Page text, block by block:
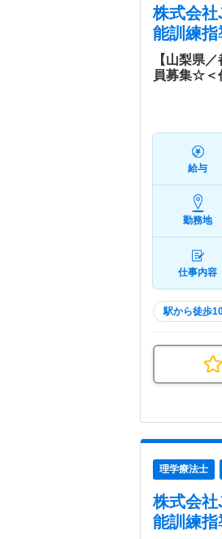
株式会
能訓練
【山梨県
員募集☆＜
給与
勤務地
仕事内容
駅から徒歩
理学療法士
株式会
能訓練